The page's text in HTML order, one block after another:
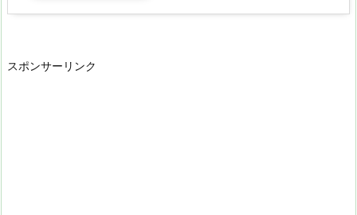
スポンサーリンク